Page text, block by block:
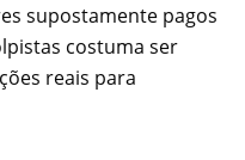
supostamente pagos
costuma ser
reais para